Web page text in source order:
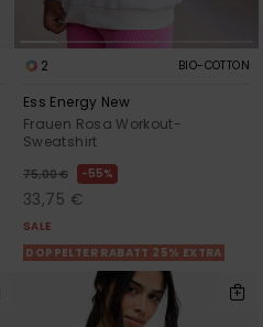
2 BIO-COTTON
Ess Energy New
Frauen Rosa Workout-
Sweatshirt
75,00 € 55%
33,75 €
SALE
DOPPELTER RABATT 25% EXTRA